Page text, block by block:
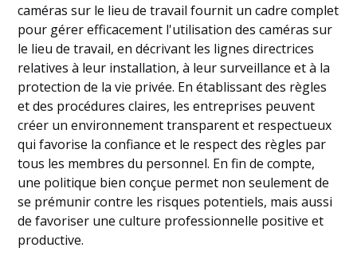
caméras sur le lieu de travail fournit un cadre complet
pour gérer efficacement l'utilisation des caméras sur
le lieu de travail, en décrivant les lignes directrices
relatives à leur installation, à leur surveillance et à la
protection de la vie privée. En établissant des règles
et des procédures claires, les entreprises peuvent
créer un environnement transparent et respectueux
qui favorise la confiance et le respect des règles par
tous les membres du personnel. En fin de compte,
une politique bien conçue permet non seulement de
se prémunir contre les risques potentiels, mais aussi
de favoriser une culture professionnelle positive et
productive.